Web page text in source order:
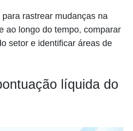
rastrear mudanças na
ao longo do tempo, comparar
setor e identificar áreas de
líquida do